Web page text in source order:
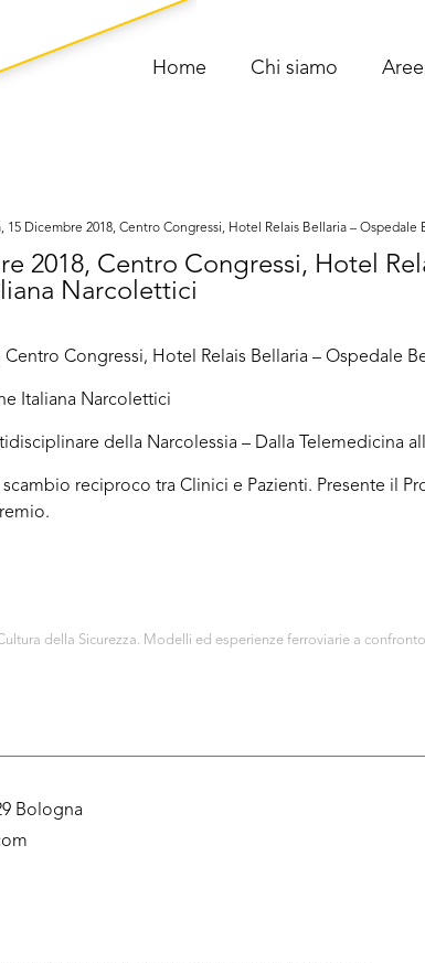
Home Chi siamo Aree
15 Dicembre 2018, Centro Congressi, Hotel Relais Bellaria –
2018, Centro Congressi, Hotel
Narcolettici
Congressi, Hotel Relais Bellaria – Ospedale
Italiana Narcolettici
della Narcolessia – Dalla Telemedicina
reciproco tra Clinici e Pazienti. Presente il
della Sicurezza. Modelli ed esperienze ferroviarie a
Bologna